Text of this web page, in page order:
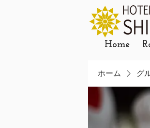
Home
ホーム グ